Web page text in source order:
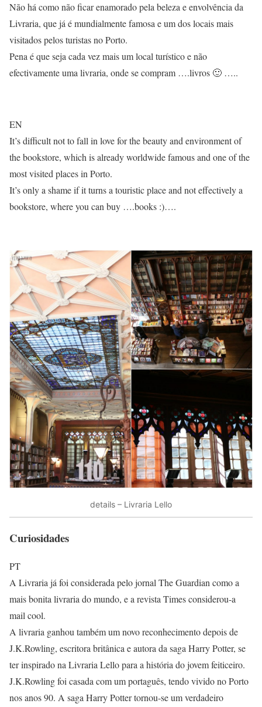
Não há como não ficar enamorado pela beleza e envolvência da
Livraria, que já é mundialmente famosa e um dos locais mais
visitados pelos turistas no Porto.
Pena é que seja cada vez mais um local turístico e não
efectivamente uma livraria, onde se compram ….livros 🙂 …..
EN
It’s difficult not to fall in love for the beauty and environment of
the bookstore, which is already worldwide famous and one of the
most visited places in Porto.
It’s only a shame if it turns a touristic place and not effectively a
bookstore, where you can buy ….books :)….
details – Livraria Lello
Curiosidades
PT
A Livraria já foi considerada pelo jornal The Guardian como a
mais bonita livraria do mundo, e a revista Times considerou-a
mail cool.
A livraria ganhou também um novo reconhecimento depois de
J.K.Rowling, escritora britânica e autora da saga Harry Potter, se
ter inspirado na Livraria Lello para a história do jovem feiticeiro.
J.K.Rowling foi casada com um portaguês, tendo vivido no Porto
nos anos 90. A saga Harry Potter tornou-se um verdadeiro